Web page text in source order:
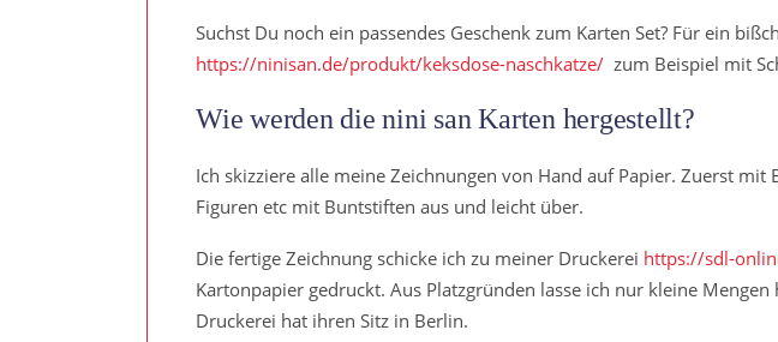
Suchst Du noch ein passendes Geschenk zum Karten Set? Für ein
https://ninisan.de/produkt/keksdose-naschkatze/ zum Beispiel mit
Wie werden die nini san Karten hergestellt?
Ich skizziere alle meine Zeichnungen von Hand auf Papier. Zuerst
Figuren etc mit Buntstiften aus und leicht über.
Die fertige Zeichnung schicke ich zu meiner Druckerei https://sdl-
Kartonpapier gedruckt. Aus Platzgründen lasse ich nur kleine
Druckerei hat ihren Sitz in Berlin.